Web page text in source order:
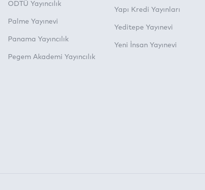
ODTÜ Yayıncılık
Palme Yayınevi
Panama Yayıncılık
Pegem Akademi Yayıncılık
Yapı Kredi Yayınları
Yeditepe Yayınevi
Yeni İnsan Yayınevi